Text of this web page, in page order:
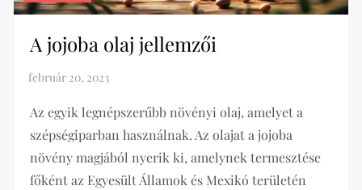
A jojoba olaj jellemzői
Az egyik legnépszerűbb növényi olaj, amelyet a
szépségiparban használnak. Az olajat a jojoba
növény magjából nyerik ki, amelynek termesztése
főként az Egyesült Államok és Mexikó területén